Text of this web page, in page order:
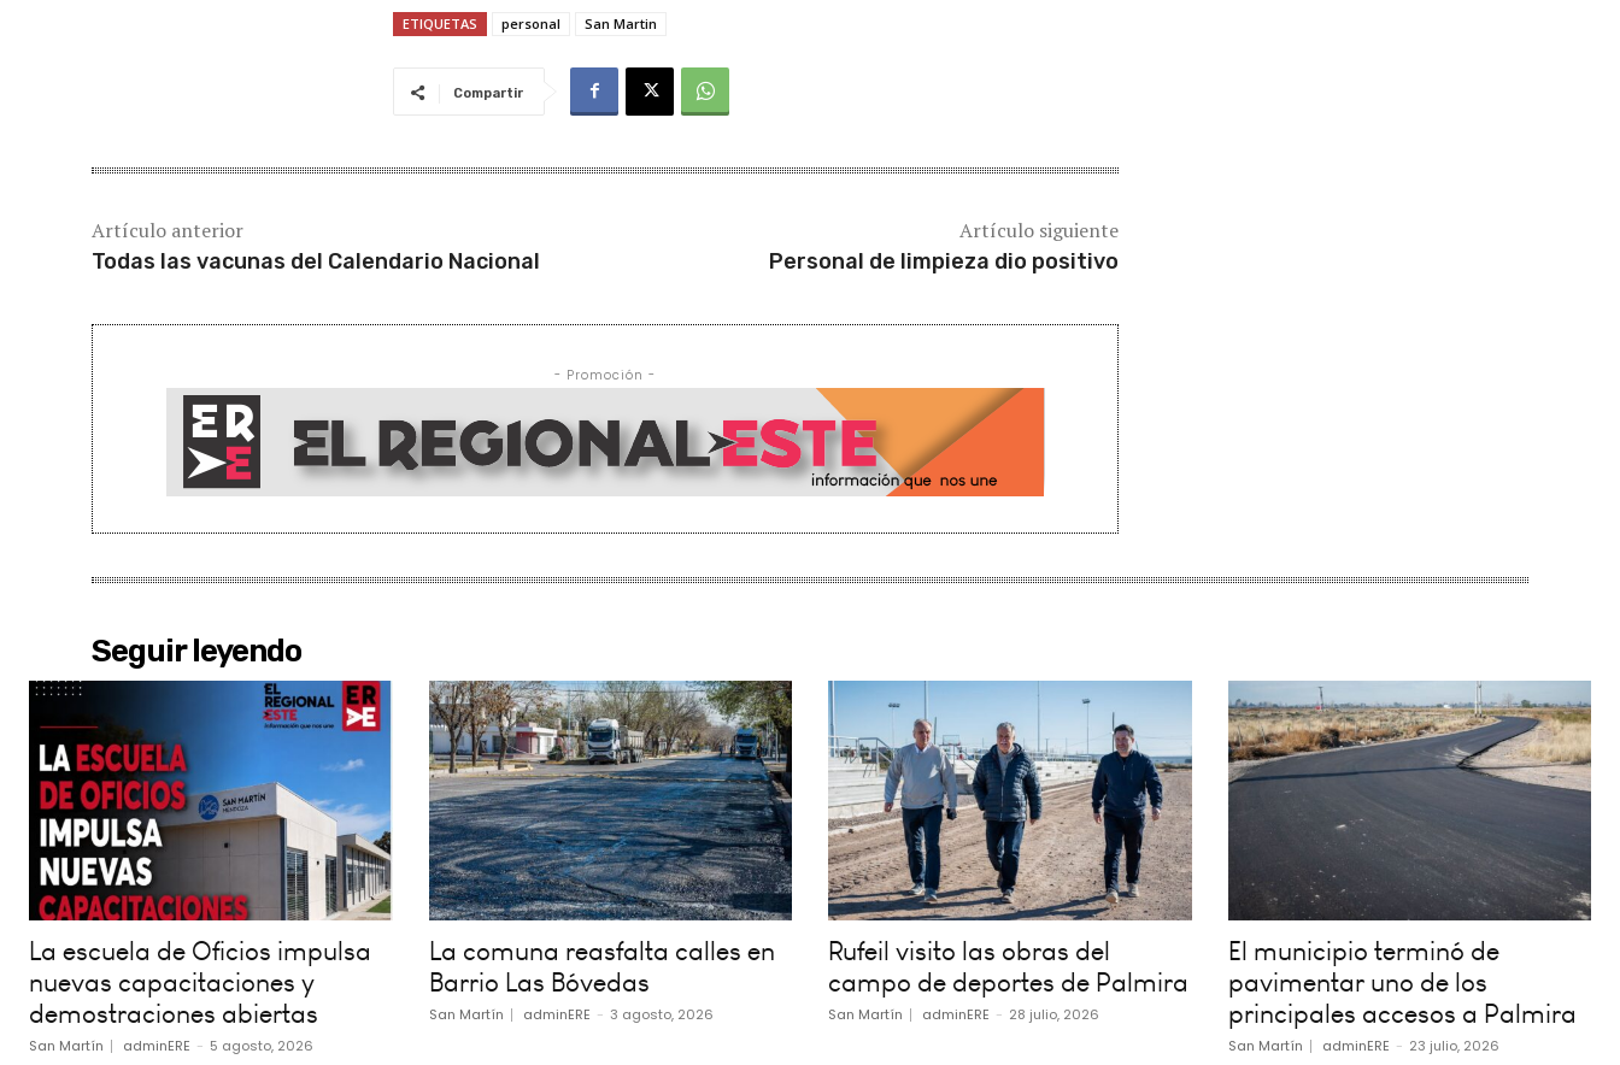
ETIQUETAS personal San Martin
Compartir
Artículo anterior
Todas las vacunas del Calendario Nacional
Artículo siguiente
Personal de limpieza dio positivo
- Promoción -
Seguir leyendo
La escuela de Oficios impulsa
nuevas capacitaciones y
demostraciones abiertas
San Martín adminERE - 5 agosto, 2026
La comuna reasfalta calles en
Barrio Las Bóvedas
San Martín adminERE - 3 agosto, 2026
Rufeil visito las obras del
campo de deportes de Palmira
San Martín adminERE - 28 julio, 2026
El municipio terminó de
pavimentar uno de los
principales accesos a Palmira
San Martín adminERE - 23 julio, 2026